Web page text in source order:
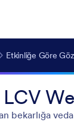
Etkinliğe Göre
bekarlığa